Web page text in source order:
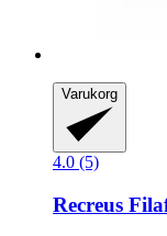
Varukorg
4.0 (5)
Recreus